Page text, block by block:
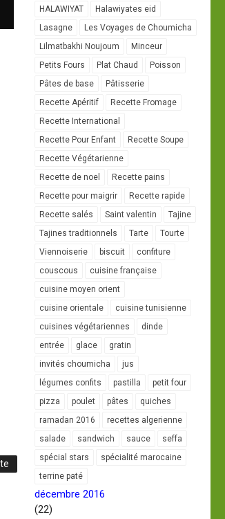
HALAWIYAT
Halawiyates eid
Lasagne
Les Voyages de Choumicha
Lilmatbakhi Noujoum
Minceur
Petits Fours
Plat Chaud
Poisson
Pâtes de base
Pâtisserie
Recette Apéritif
Recette Fromage
Recette International
Recette Pour Enfant
Recette Soupe
Recette Végétarienne
Recette de noel
Recette pains
Recette pour maigrir
Recette rapide
Recette salés
Saint valentin
Tajine
Tajines traditionnels
Tarte
Tourte
Viennoiserie
biscuit
confiture
couscous
cuisine française
cuisine moyen orient
cuisine orientale
cuisine tunisienne
cuisines végétariennes
dinde
entrée
glace
gratin
invités choumicha
jus
légumes confits
pastilla
petit four
pizza
poulet pâtes
quiches
ramadan 2016
recettes algerienne
salade
sandwich sauce
seffa
spécial stars
spécialité marocaine
terrine paté
décembre 2016
(22)